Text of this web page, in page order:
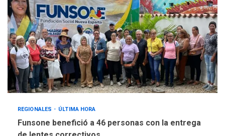
REGIONALES ÚLTIMA HORA
Funsone benefició a 46 personas con la entrega